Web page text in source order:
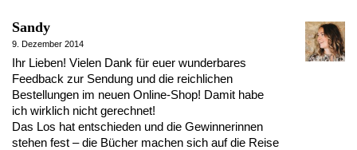
Sandy
9. Dezember 2014
Ihr Lieben! Vielen Dank für euer wunderbares
Feedback zur Sendung und die reichlichen
Bestellungen im neuen Online-Shop! Damit habe
ich wirklich nicht gerechnet!
Das Los hat entschieden und die Gewinnerinnen
stehen fest – die Bücher machen sich auf die Reise